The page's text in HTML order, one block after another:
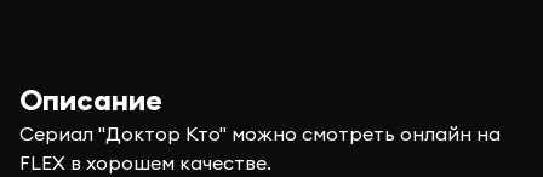
Описание
Сериал "Доктор Кто" можно смотреть онлайн на
FLEX в хорошем качестве.